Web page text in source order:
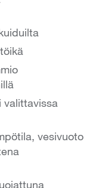
valittavissa
vesivuoto